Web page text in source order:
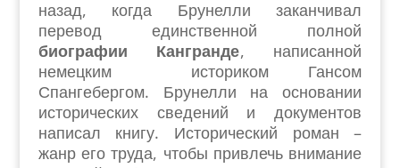
назад, когда Брунелли заканчивал
перевод единственной полной
биографии Кангранде, написанной
немецким историком Гансом
Спангебергом. Брунелли на основании
исторических сведений и документов
написал книгу. Исторический роман –
жанр его труда, чтобы привлечь внимание